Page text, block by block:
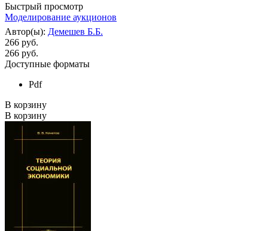
Быстрый просмотр
Моделирование аукционов
Автор(ы): Демешев Б.Б.
266 руб.
266 руб.
Доступные форматы
Pdf
В корзину
В корзину